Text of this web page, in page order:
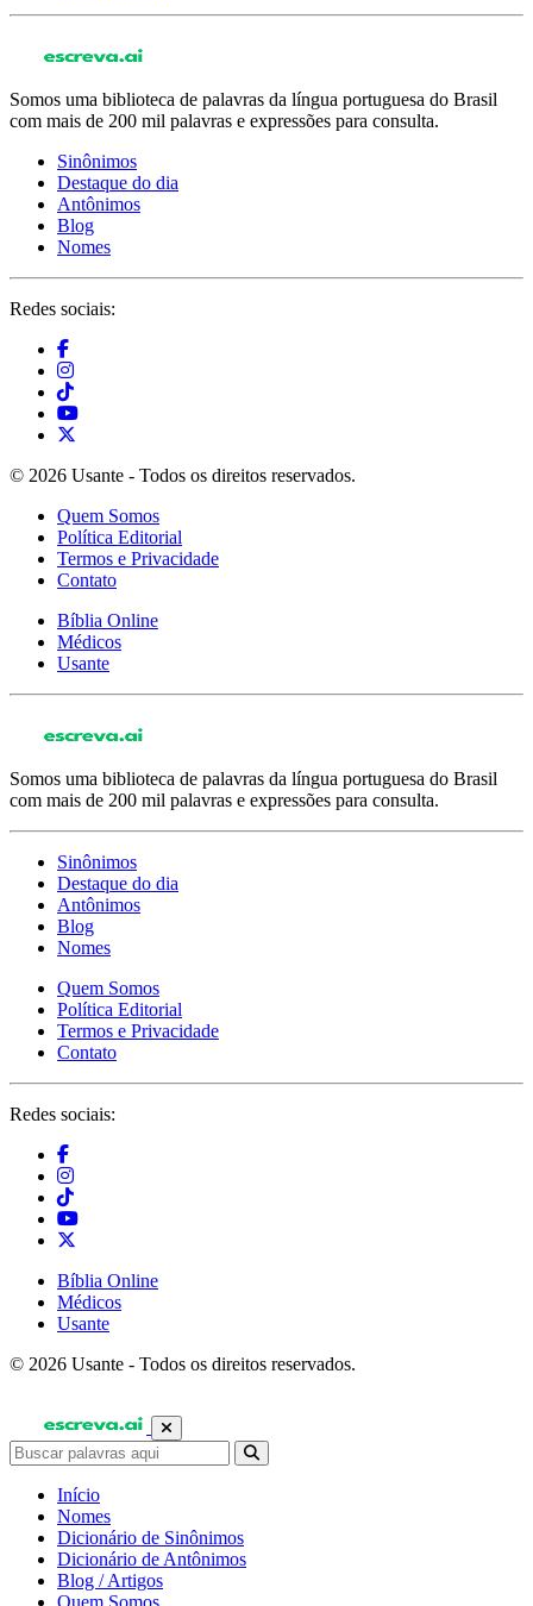
Somos uma biblioteca de palavras da língua portuguesa do Brasil
com mais de 200 mil palavras e expressões para consulta.
Sinônimos
Destaque do dia
Antônimos
Blog
Nomes
Redes sociais:
© 2026 Usante - Todos os direitos reservados.
Quem Somos
Política Editorial
Termos e Privacidade
Contato
Bíblia Online
Médicos
Usante
Somos uma biblioteca de palavras da língua portuguesa do Brasil
com mais de 200 mil palavras e expressões para consulta.
Sinônimos
Destaque do dia
Antônimos
Blog
Nomes
Quem Somos
Política Editorial
Termos e Privacidade
Contato
Redes sociais:
Bíblia Online
Médicos
Usante
© 2026 Usante - Todos os direitos reservados.
Início
Nomes
Dicionário de Sinônimos
Dicionário de Antônimos
Blog / Artigos
Quem Somos